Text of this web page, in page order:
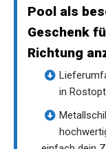
Pool als
Geschenk
Richtung
in